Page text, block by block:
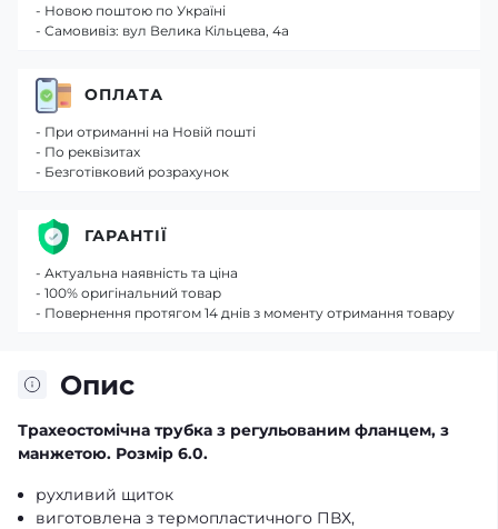
Опис
Трахеостомічна трубка з регульованим фланцем, з
манжетою. Розмір 6.0.
рухливий щиток
виготовлена з термопластичного ПВХ,
- Новою поштою по Україні
- Самовивіз: вул Велика Кільцева, 4а
ОПЛАТА
- При отриманні на Новій пошті
- По реквізитах
- Безготівковий розрахунок
ГАРАНТІЇ
- Актуальна наявність та ціна
- 100% оригінальний товар
- Повернення протягом 14 днів з моменту отримання товару